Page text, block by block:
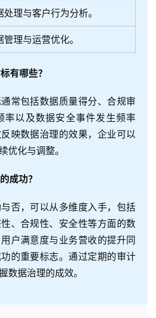
处理与客户行为分析。
理与运营优化。
有哪些？
常包括数据质量得分、合规审
率以及数据安全事件发生频率
映数据治理的效果，企业可以
优化与调整。
成功？
否，可以从多维度入手，包括
、合规性、安全性等方面的数
户满意度与业务营收的提升同
的重要标志。通过定期的审计
数据治理的成效。